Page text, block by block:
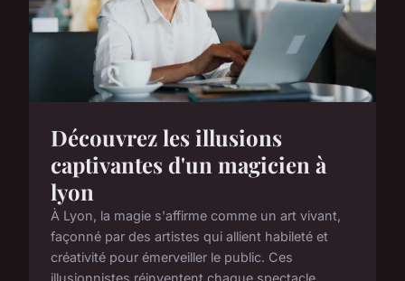
Découvrez les illusions
captivantes d'un magicien à
lyon
À Lyon, la magie s'affirme comme un art vivant,
façonné par des artistes qui allient habileté et
créativité pour émerveiller le public. Ces
illusionnistes réinventent chaque spectacle,